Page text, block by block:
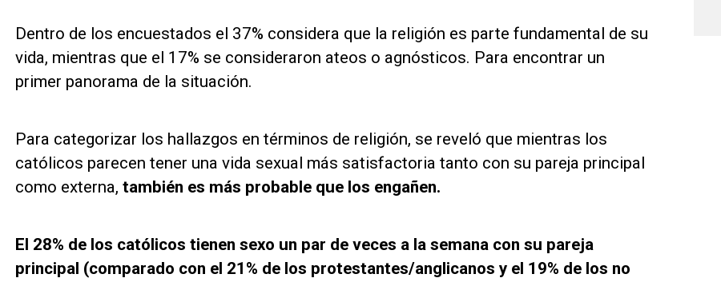
Dentro de los encuestados el 37% considera que la religión es parte fundamental de su
vida, mientras que el 17% se consideraron ateos o agnósticos. Para encontrar un
primer panorama de la situación.
Para categorizar los hallazgos en términos de religión, se reveló que mientras los
católicos parecen tener una vida sexual más satisfactoria tanto con su pareja principal
como externa, también es más probable que los engañen.
El 28% de los católicos tienen sexo un par de veces a la semana con su pareja
principal (comparado con el 21% de los protestantes/anglicanos y el 19% de los no